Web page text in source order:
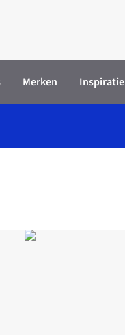
cart
Merken Inspiratie